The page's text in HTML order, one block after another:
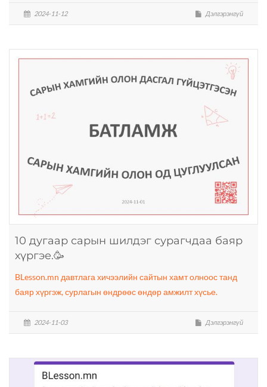
2024-11-12 Дэлгэрэнгүй
10 дугаар сарын шилдэг сурагчдаа баяр
хүргэе.🥳
BLesson.mn давтлага хичээлийн сайтын хамт олноос танд
баяр хүргэж, сурлагын өндрөөс өндөр амжилт хүсье.
2024-11-03 Дэлгэрэнгүй